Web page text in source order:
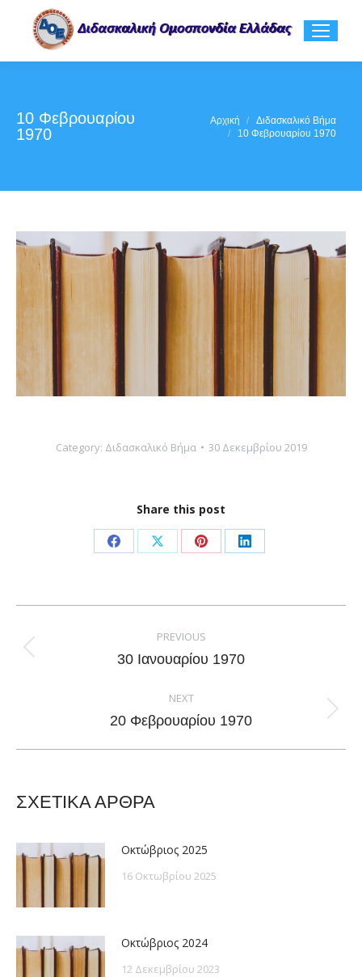
10 Φεβρουαρίου
1970
You are here:Αρχική
Διδασκαλικό Βήμα
10 Φεβρουαρίου 1970
Category: Διδασκαλικό Βήμα 30 Δεκεμβρίου 2019
Share this post
Share
Facebook
Share
X
Share
Pinterest
Share
LinkedIn
navigation
PREVIOUS
Previous
30 Ιανουαρίου 1970
NEXT
Next
20 Φεβρουαρίου 1970
ΣΧΕΤΙΚΑ ΑΡΘΡΑ
Οκτώβριος 2025
16 Οκτωβρίου 2025
Οκτώβριος 2024
12 Δεκεμβρίου 2023